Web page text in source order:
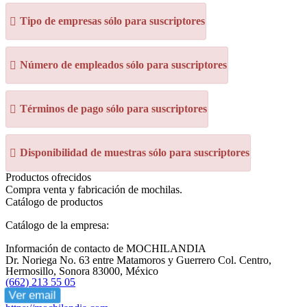
Tipo de empresas sólo para suscriptores
Número de empleados sólo para suscriptores
Términos de pago sólo para suscriptores
Disponibilidad de muestras sólo para suscriptores
Productos ofrecidos
Compra venta y fabricación de mochilas.
Catálogo de productos
Catálogo de la empresa:
Información de contacto de MOCHILANDIA
Dr. Noriega No. 63 entre Matamoros y Guerrero Col. Centro,
Hermosillo, Sonora 83000, México
(662) 213 55 05
Ver email